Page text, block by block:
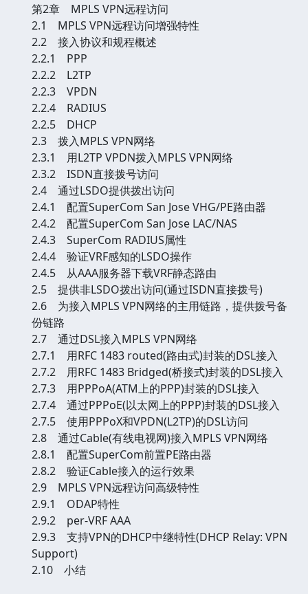
第2章 MPLS VPN远程访问
2.1 MPLS VPN远程访问增强特性
2.2 接入协议和规程概述
2.2.1 PPP
2.2.2 L2TP
2.2.3 VPDN
2.2.4 RADIUS
2.2.5 DHCP
2.3 拨入MPLS VPN网络
2.3.1 用L2TP VPDN拨入MPLS VPN网络
2.3.2 ISDN直接拨号访问
2.4 通过LSDO提供拨出访问
2.4.1 配置SuperCom San Jose VHG/PE路由器
2.4.2 配置SuperCom San Jose LAC/NAS
2.4.3 SuperCom RADIUS属性
2.4.4 验证VRF感知的LSDO操作
2.4.5 从AAA服务器下载VRF静态路由
2.5 提供非LSDO拨出访问(通过ISDN直接拨号)
2.6 为接入MPLS VPN网络的主用链路，提供拨号备
份链路
2.7 通过DSL接入MPLS VPN网络
2.7.1 用RFC 1483 routed(路由式)封装的DSL接入
2.7.2 用RFC 1483 Bridged(桥接式)封装的DSL接入
2.7.3 用PPPoA(ATM上的PPP)封装的DSL接入
2.7.4 通过PPPoE(以太网上的PPP)封装的DSL接入
2.7.5 使用PPPoX和VPDN(L2TP)的DSL访问
2.8 通过Cable(有线电视网)接入MPLS VPN网络
2.8.1 配置SuperCom前置PE路由器
2.8.2 验证Cable接入的运行效果
2.9 MPLS VPN远程访问高级特性
2.9.1 ODAP特性
2.9.2 per-VRF AAA
2.9.3 支持VPN的DHCP中继特性(DHCP Relay: VPN
Support)
2.10 小结